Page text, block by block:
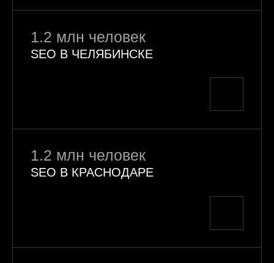
1.2 млн человек
SEO В ЧЕЛЯБИНСКЕ
1.2 млн человек
SEO В КРАСНОДАРЕ